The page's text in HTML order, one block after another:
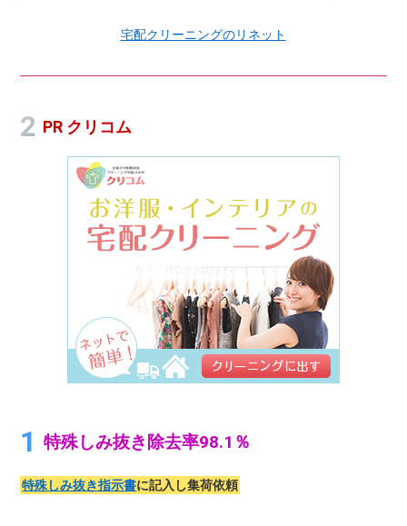
宅配クリーニングのリネット
PR クリコム
特殊しみ抜き除去率98.1％
特殊しみ抜き指示書に記入し集荷依頼